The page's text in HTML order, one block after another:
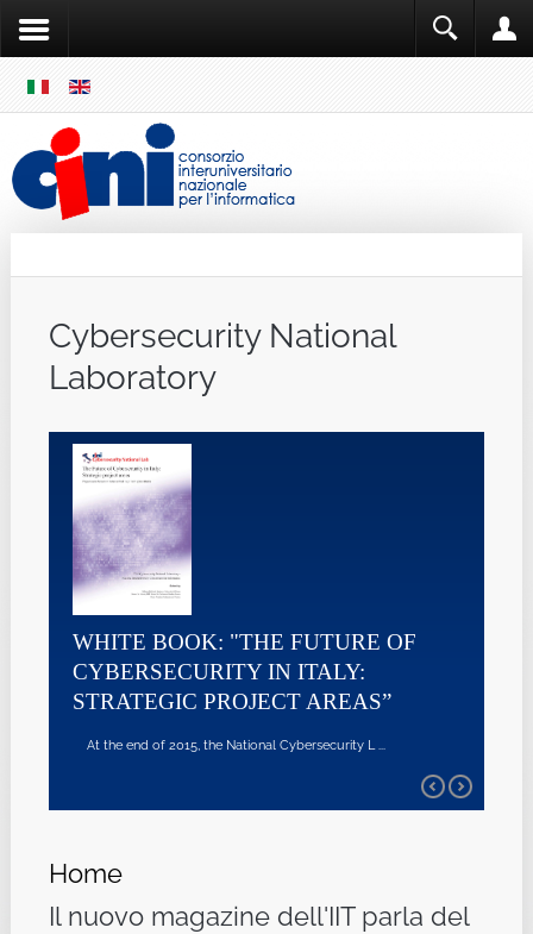
MENU
Cybersecurity National
Laboratory
WHITE BOOK: "THE FUTURE OF
CYBERSECURITY IN ITALY:
STRATEGIC PROJECT AREAS”
At the end of 2015, the National Cybersecurity L ...
Home
Il nuovo magazine dell'IIT parla del